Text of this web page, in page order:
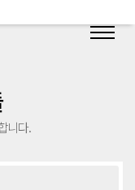
니다.